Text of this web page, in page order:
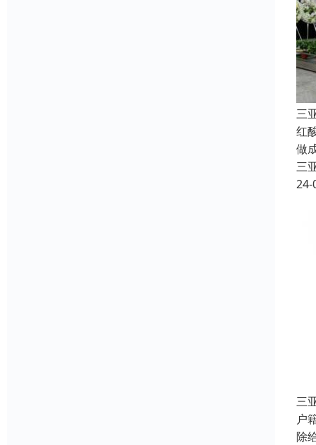
三
红
做
三
24-
三
户
除